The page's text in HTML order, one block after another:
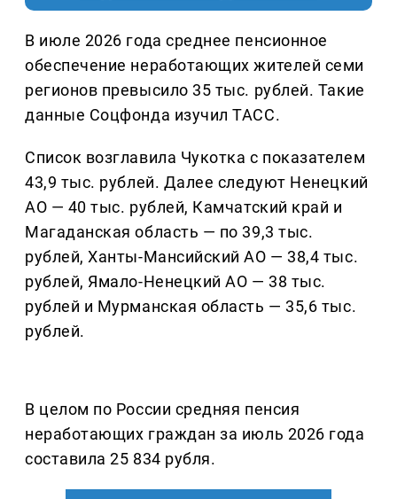
В июле 2026 года среднее пенсионное
обеспечение неработающих жителей семи
регионов превысило 35 тыс. рублей. Такие
данные Соцфонда изучил ТАСС.
Список возглавила Чукотка с показателем
43,9 тыс. рублей. Далее следуют Ненецкий
АО — 40 тыс. рублей, Камчатский край и
Магаданская область — по 39,3 тыс.
рублей, Ханты-Мансийский АО — 38,4 тыс.
рублей, Ямало-Ненецкий АО — 38 тыс.
рублей и Мурманская область — 35,6 тыс.
рублей.
В целом по России средняя пенсия
неработающих граждан за июль 2026 года
составила 25 834 рубля.